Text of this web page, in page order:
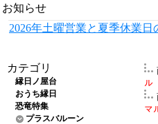
お知らせ
2026年土曜営業と夏季休業日
カテゴリ
縁日ノ屋台
おうち縁日
恐竜特集
プラスバルーン
ル
マ